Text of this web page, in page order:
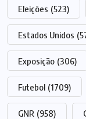
Eleições (523)
Estados Unidos
Exposição (306)
Futebol (1709)
GNR (958)